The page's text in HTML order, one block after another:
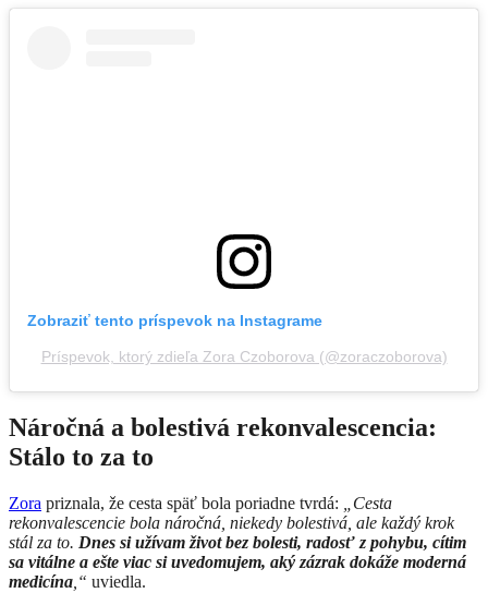
Zobraziť tento príspevok na Instagrame
Príspevok, ktorý zdieľa Zora Czoborova (@zoraczoborova)
Náročná a bolestivá rekonvalescencia:
Stálo to za to
Zora priznala, že cesta späť bola poriadne tvrdá:
„Cesta
rekonvalescencie bola náročná, niekedy bolestivá, ale každý krok
stál za to. Dnes si užívam život bez bolesti, radosť z pohybu, cítim
sa vitálne a ešte viac si uvedomujem, aký zázrak dokáže moderná
medicína ,“ uviedla.